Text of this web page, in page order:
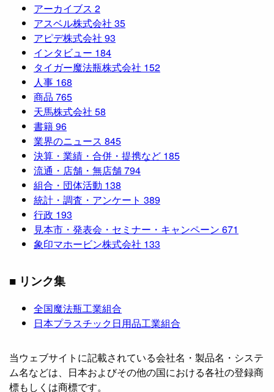
アーカイブス 2
アスベル株式会社 35
アピデ株式会社 93
インタビュー 184
タイガー魔法瓶株式会社 152
人事 168
商品 765
天馬株式会社 58
書籍96
業界のニュース 845
決算・業績・合併・提携など 185
流通・店舗・無店舗794
組合・団体活動 138
統計・調査・アンケート 389
行政 193
見本市・発表会・セミナー・キャンペーン 671
象印マホービン株式会社 133
■ リンク集
全国魔法瓶工業組合
日本プラスチック日用品工業組合
当ウェブサイトに記載されている会社名・製品名・システ
ム名などは、日本およびその他の国における各社の登録商
標もしくは商標です。